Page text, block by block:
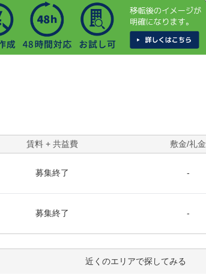
賃料 + 共益費 敷金/礼金
募集終了 -
募集終了 -
近くのエリアで探してみる